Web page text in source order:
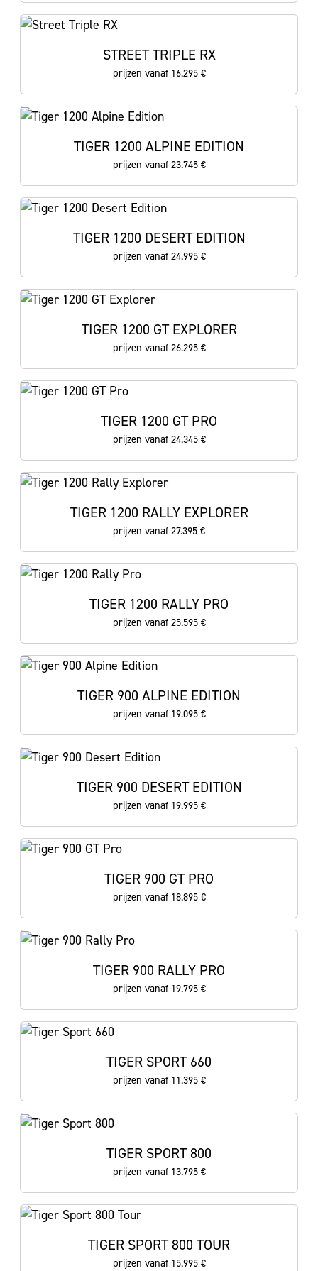
STREET TRIPLE RX
prijzen vanaf 16.295 €
TIGER 1200 ALPINE EDITION
prijzen vanaf 23.745 €
TIGER 1200 DESERT EDITION
prijzen vanaf 24.995 €
TIGER 1200 GT EXPLORER
prijzen vanaf 26.295 €
TIGER 1200 GT PRO
prijzen vanaf 24.345 €
TIGER 1200 RALLY EXPLORER
prijzen vanaf 27.395 €
TIGER 1200 RALLY PRO
prijzen vanaf 25.595 €
TIGER 900 ALPINE EDITION
prijzen vanaf 19.095 €
TIGER 900 DESERT EDITION
prijzen vanaf 19.995 €
TIGER 900 GT PRO
prijzen vanaf 18.895 €
TIGER 900 RALLY PRO
prijzen vanaf 19.795 €
TIGER SPORT 660
prijzen vanaf 11.395 €
TIGER SPORT 800
prijzen vanaf 13.795 €
TIGER SPORT 800 TOUR
prijzen vanaf 15.995 €